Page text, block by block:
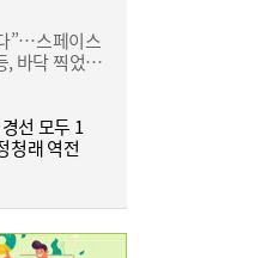
등…5대 은
”…스페이스
, 바닥 찍었나
선 모두 1
청래 역전